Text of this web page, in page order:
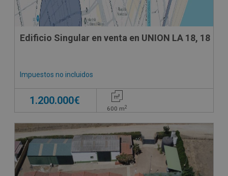
Edificio Singular en venta en UNION LA 18, 18
Impuestos no incluidos
1.200.000€
600 m2